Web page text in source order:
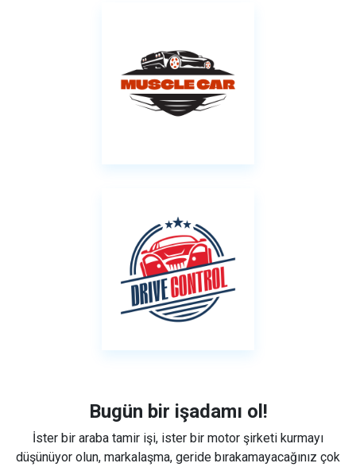
Bugün bir işadamı ol!
İster bir araba tamir işi, ister bir motor şirketi kurmayı
düşünüyor olun, markalaşma, geride bırakamayacağınız çok